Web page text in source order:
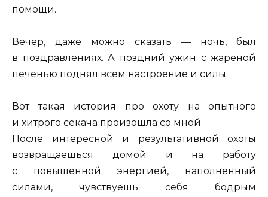
помощи.
Вечер, даже можно сказать — ночь, был
в поздравлениях. А поздний ужин с жареной
печенью поднял всем настроение и силы.
Вот такая история про охоту на опытного
и хитрого секача произошла со мной.
После интересной и результативной охоты
возвращаешься домой и на работу
с повышенной энергией, наполненный
силами, чувствуешь себя бодрым